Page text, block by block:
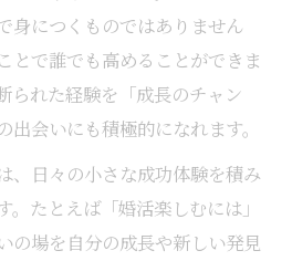
身につくものではありません
とで誰でも高めることができま
られた経験を「成長のチャン
会いにも積極的になれます。
、日々の小さな成功体験を積み
たとえば「婚活楽しむには」
の場を自分の成長や新しい発見